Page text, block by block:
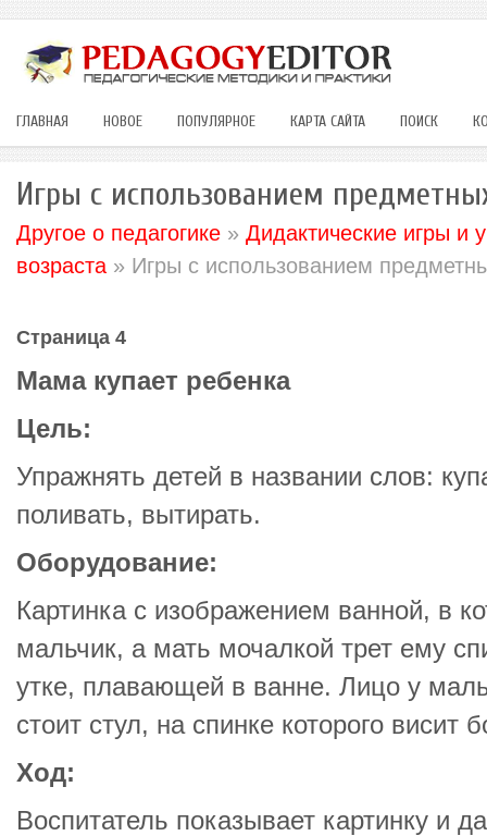
ГЛАВНАЯ НОВОЕ ПОПУЛЯРНОЕ КАРТА САЙТА ПОИСК
Игры с использованием
Другое о педагогике » Дидактические игры и
возраста » Игры с использованием
Страница 4
Мама купает ребенка
Цель:
Упражнять детей в названии слов:
поливать, вытирать.
Оборудование:
Картинка с изображением ванной, в
мальчик, а мать мочалкой трет ему
утке, плавающей в ванне. Лицо у
стоит стул, на спинке которого висит
Ход:
Воспитатель показывает картинку и